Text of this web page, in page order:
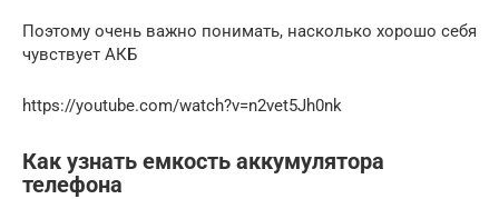
Поэтому очень важно понимать, насколько хорошо себя
чувствует АКБ
https://youtube.com/watch?v=n2vet5Jh0nk
Как узнать емкость аккумулятора
телефона